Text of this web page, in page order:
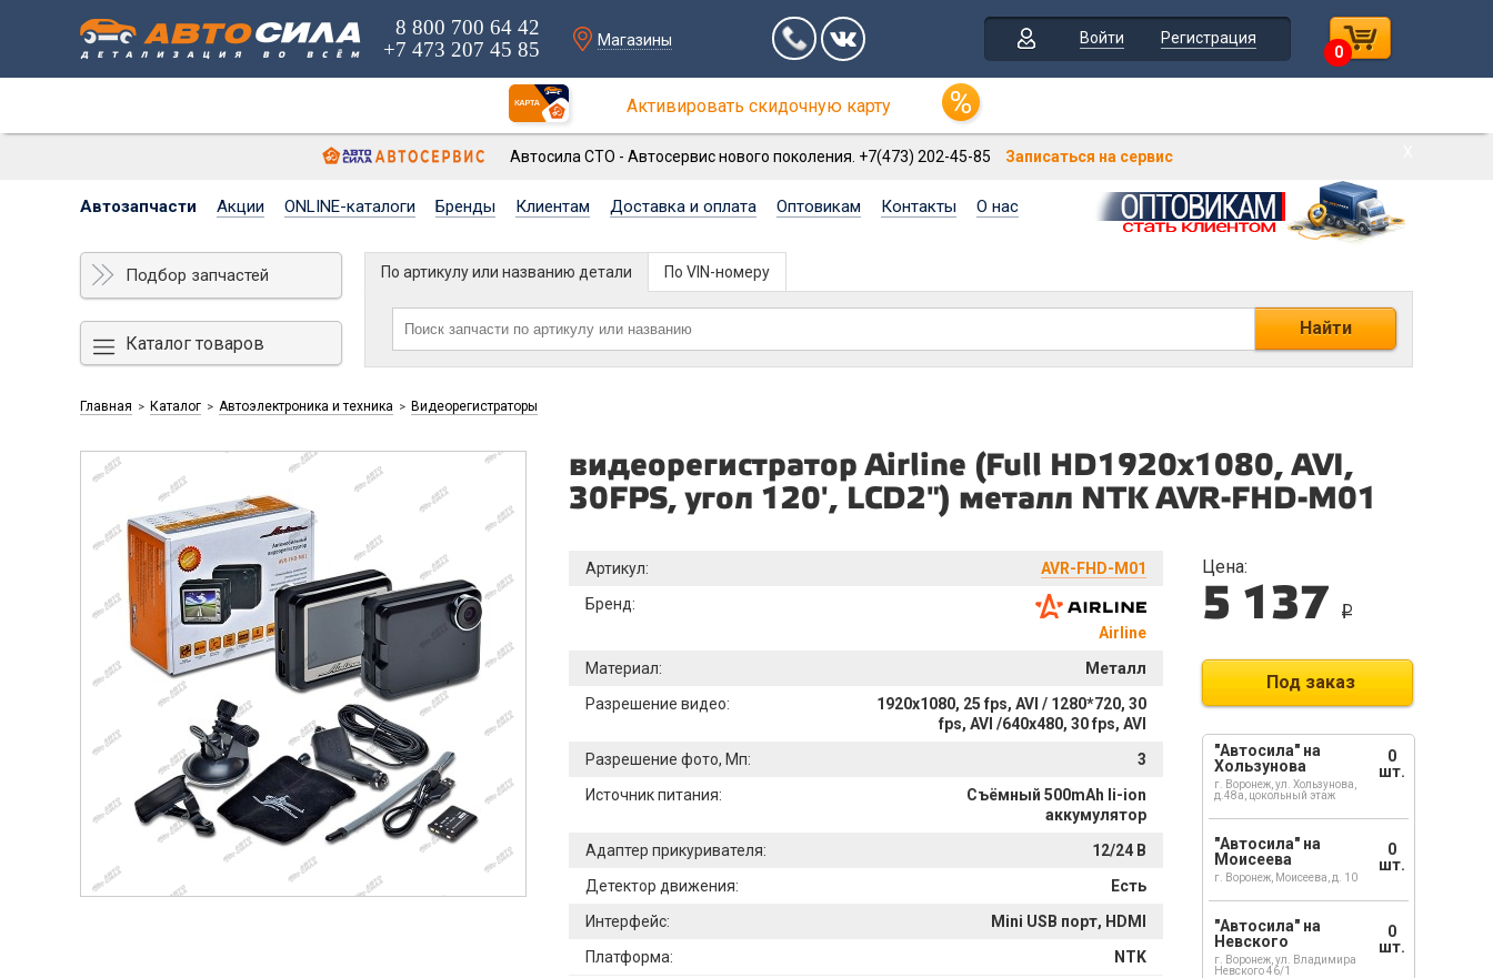
8 800 700 64 42
+7 473 207 45 85
Магазины Войти
Регистрация
0
Активировать скидочную карту
Автосила СТО - Автосервис нового поколения. +7(473) 202-45-85 Записаться на сервис
Автозапчасти Акции ONLINE-каталоги Бренды Клиентам Доставка и оплата Оптовикам Контакты О нас
Подбор запчастей
Каталог товаров
По артикулу или названию детали
Найти
По VIN-номеру
Главная > Каталог > Автоэлектроника и техника > Видеорегистраторы
видеорегистратор Airline (Full HD1920х1080, AVI,
30FPS, угол 120', LCD2") металл NTK AVR-FHD-M01
Артикул:
AVR-FHD-M01
Бренд:
Airline
Материал:
Металл
Разрешение видео:
1920х1080, 25 fps, AVI / 1280*720, 30
fps, AVI /640х480, 30 fps, AVI
Разрешение фото, Мп:
3
Источник питания:
Съёмный 500mAh li-ion
аккумулятор
Адаптер прикуривателя:
12/24 В
Детектор движения:
Есть
Интерфейс:
Mini USB порт, HDMI
Платформа:
NTK
Цена:
5 137 i
Под заказ
"Автосила" на
Хользунова
г. Воронеж, ул. Хользунова,
д.48а, цокольный этаж
0
шт.
"Автосила" на
Моисеева
г. Воронеж, Моисеева, д. 10
0
шт.
"Автосила" на
Невского
г. Воронеж, ул. Владимира
Невского 46/1
0
шт.